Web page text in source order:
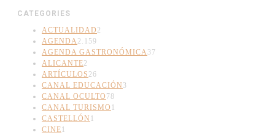
CATEGORIES
ACTUALIDAD 2
AGENDA2.159
AGENDA GASTRONÓMICA37
ALICANTE2
ARTÍCULOS 26
CANAL EDUCACIÓN 3
CANAL OCULTO 78
CANAL TURISMO 1
CASTELLÓN 1
CINE1